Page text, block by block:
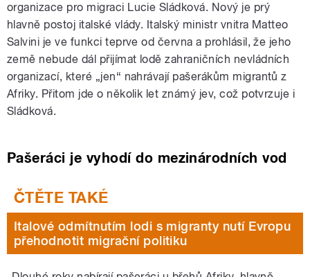
organizace pro migraci Lucie Sládková. Nový je prý
hlavně postoj italské vlády. Italský ministr vnitra Matteo
Salvini je ve funkci teprve od června a prohlásil, že jeho
země nebude dál přijímat lodě zahraničních nevládních
organizací, které „jen“ nahrávají pašerákům migrantů z
Afriky. Přitom jde o několik let známý jev, což potvrzuje i
Sládková.
Pašeráci je vyhodí do mezinárodních vod
Italové odmítnutím lodi s migranty nutí Evropu
přehodnotit migrační politiku